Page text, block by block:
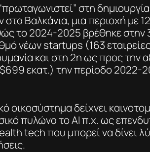
στη
στα Βαλκάνια, μια περιοχή με
το 2024-2025 βρέθηκε στην
νέων startups (163
και στη 2η ως προς την
εκατ.) την περίοδο 2022-
οικοσύστημα δείχνει
πυλώνα το ΑΙ π.χ. ως
tech που μπορεί να δίνει